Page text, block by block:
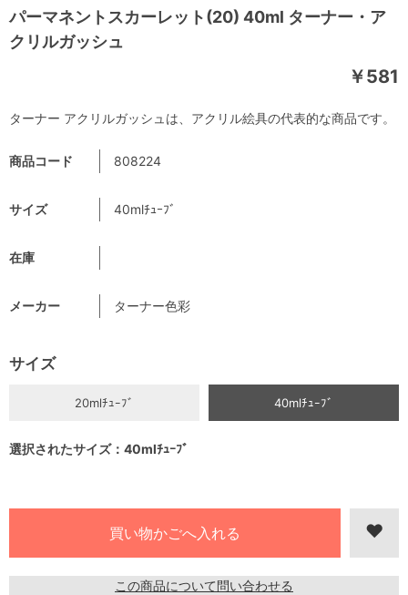
パーマネントスカーレット(20) 40ml ターナー・ア
クリルガッシュ
￥581
商品コード 808224
サイズ 40mlﾁｭｰﾌﾞ
在庫
メーカー ターナー色彩
サイズ
20mlﾁｭｰﾌﾞ 40mlﾁｭｰﾌﾞ
選択されたサイズ：40mlﾁｭｰﾌﾞ
この商品について問い合わせる
ターナー アクリルガッシュは、アクリル絵具の代表的な商品です。